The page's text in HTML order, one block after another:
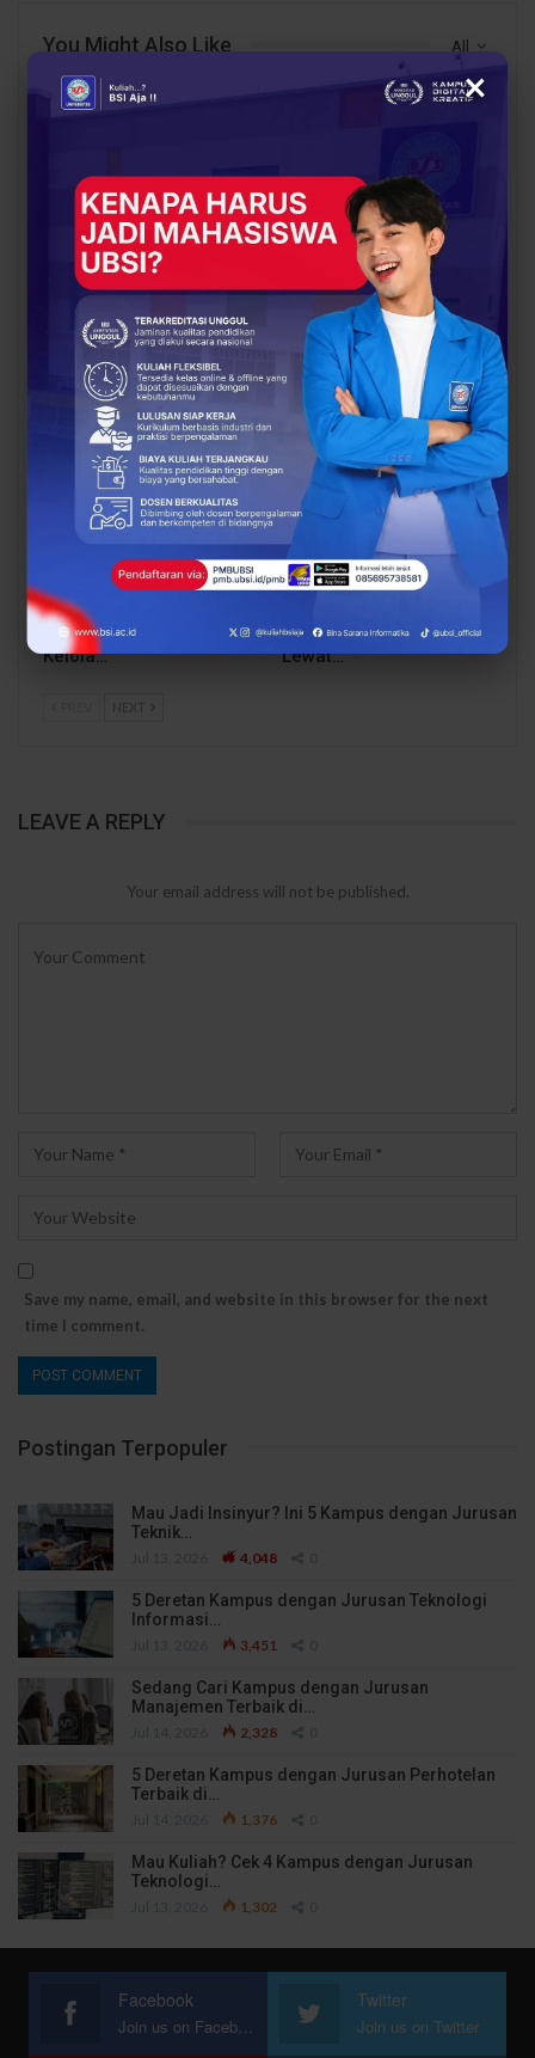
All
You Might Also Like
BERITA
UBSI Buka Call for
Papers ICAISD 2026,
Dorong Riset Teknologi
dan Keamanan Siber…
Siap Kuliah Berkualitas?
UBSI Cengkareng Gelar
Open Booth Spesial
dengan Beasiswa…
BERITA
Dari Catatan Manual
Menuju Digital, UBSI
Bantu Bank Sampah
Mawar Burangrang
Kelola…
BERITA
Dari Sampah Jadi
Rupiah, UBSI Bantu
Burangrang Go Digital
Lewat…
NEXT
LEAVE A REPLY
Your email address will not be published.
Save my name, email, and website in this browser for the next
time I comment.
Postingan Terpopuler
Mau Jadi Insinyur? Ini 5 Kampus dengan Jurusan
Teknik…
4,048
5 Deretan Kampus dengan Jurusan Teknologi
Informasi…
3,451
Sedang Cari Kampus dengan Jurusan
Manajemen Terbaik di…
2,328
5 Deretan Kampus dengan Jurusan Perhotelan
Terbaik di…
1,376
Mau Kuliah? Cek 4 Kampus dengan Jurusan
Teknologi…
1,302
Facebook
Join us on Facebook
Twitter
Join us on Twitter
×